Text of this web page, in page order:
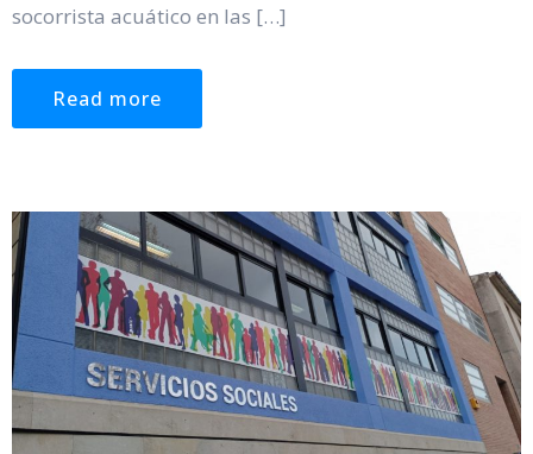
socorrista acuático en las […]
Read more